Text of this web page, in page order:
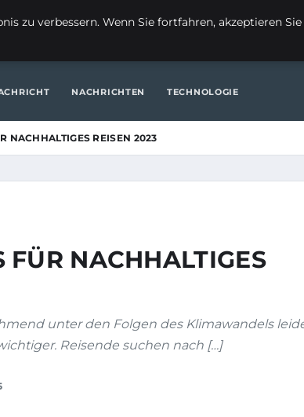
NACHRICHTEN TECHNOLOGIE
NACHHALTIGES REISEN 2023
FÜR NACHHALTIGES
unter den Folgen des Klimawandels
Reisende suchen nach […]
zu verbessern. Wenn Sie fortfahren, akzeptieren